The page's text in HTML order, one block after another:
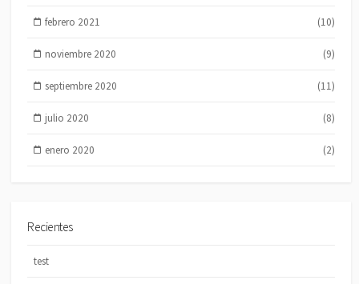
febrero 2021 (10)
noviembre 2020 (9)
septiembre 2020 (11)
julio 2020 (8)
enero 2020 (2)
Recientes
test